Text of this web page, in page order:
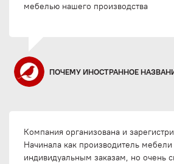
мебелью нашего производства
ПОЧЕМУ ИНОСТРАННОЕ
Компания организована и
Начинала как производитель мебели
индивидуальным заказам, но очень